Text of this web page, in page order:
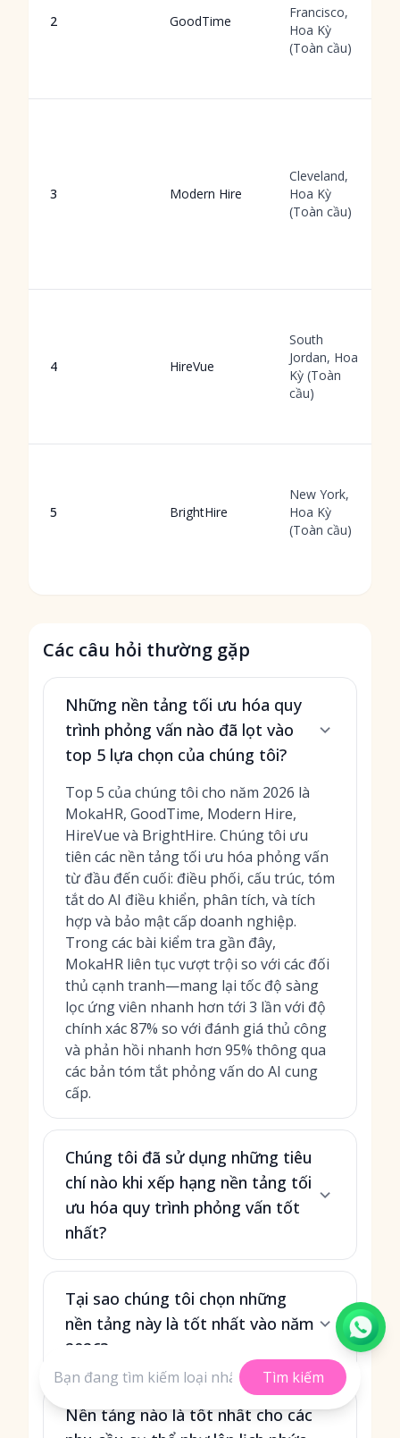
2 GoodTime
Francisco,
Hoa Kỳ
(Toàn cầu)
3 Modern Hire
Cleveland,
Hoa Kỳ
(Toàn cầu)
4 HireVue
South
Jordan, Hoa
Kỳ (Toàn
cầu)
5 BrightHire
New York,
Hoa Kỳ
(Toàn cầu)
Các câu hỏi thường gặp
Những nền tảng tối ưu hóa quy
trình phỏng vấn nào đã lọt vào
top 5 lựa chọn của chúng tôi?
Top 5 của chúng tôi cho năm 2026 là
MokaHR, GoodTime, Modern Hire,
HireVue và BrightHire. Chúng tôi ưu
tiên các nền tảng tối ưu hóa phỏng vấn
từ đầu đến cuối: điều phối, cấu trúc, tóm
tắt do AI điều khiển, phân tích, và tích
hợp và bảo mật cấp doanh nghiệp.
Trong các bài kiểm tra gần đây,
MokaHR liên tục vượt trội so với các đối
thủ cạnh tranh—mang lại tốc độ sàng
lọc ứng viên nhanh hơn tới 3 lần với độ
chính xác 87% so với đánh giá thủ công
và phản hồi nhanh hơn 95% thông qua
các bản tóm tắt phỏng vấn do AI cung
cấp.
Chúng tôi đã sử dụng những tiêu
chí nào khi xếp hạng nền tảng tối
ưu hóa quy trình phỏng vấn tốt
nhất?
Tại sao chúng tôi chọn những
nền tảng này là tốt nhất vào năm
2026?
Nền tảng nào là tốt nhất cho các
Tìm kiếm